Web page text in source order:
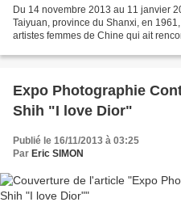
Du 14 novembre 2013 au 11 janvier
Taiyuan, province du Shanxi, en
artistes femmes de Chine qui ait
Expo Photographie
Shih "I love Dior"
Publié le 16/11/2013 à 03:25
Par Eric SIMON